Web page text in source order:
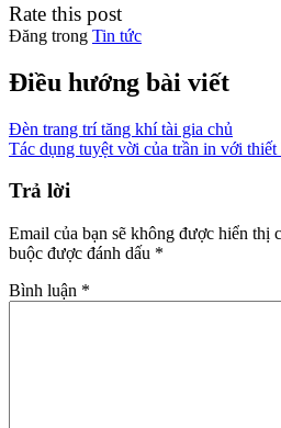
Rate this post
Đăng trong Tin tức
Điều hướng bài viết
Đèn trang trí tăng khí tài gia chủ
Tác dụng tuyệt vời của trần in với thiết
Trả lời
Email của bạn sẽ không được hiển thị
buộc được đánh dấu *
Bình luận *